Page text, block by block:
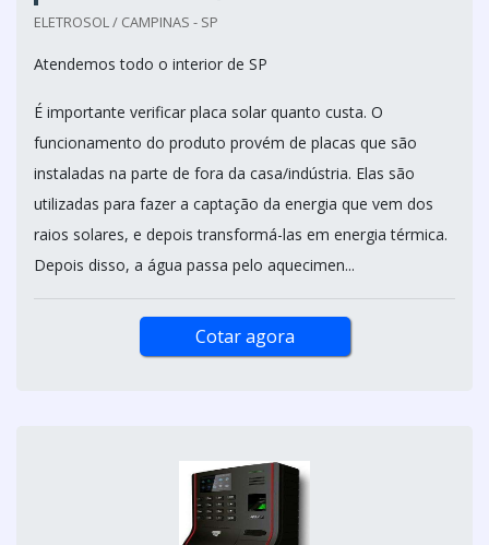
ELETROSOL / CAMPINAS - SP
Atendemos todo o interior de SP
É importante verificar placa solar quanto custa. O
funcionamento do produto provém de placas que são
instaladas na parte de fora da casa/indústria. Elas são
utilizadas para fazer a captação da energia que vem dos
raios solares, e depois transformá-las em energia térmica.
Depois disso, a água passa pelo aquecimen...
Cotar agora